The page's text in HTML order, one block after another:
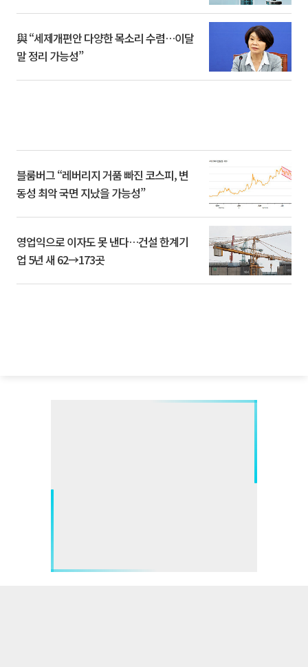
與 “세제개편안 다양한 목소리 수렴…이달
말 정리 가능성”
블룸버그 “레버리지 거품 빠진 코스피, 변
동성 최악 국면 지났을 가능성”
영업익으로 이자도 못 낸다…건설 한계기
업 5년 새 62→173곳